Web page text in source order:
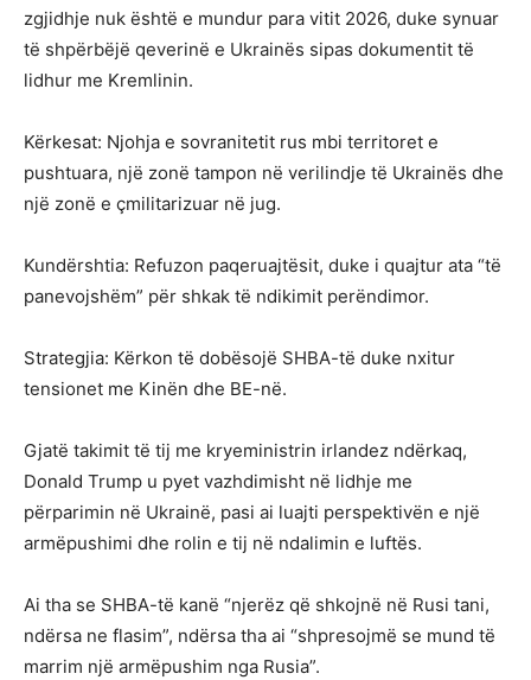
zgjidhje nuk është e mundur para vitit 2026, duke synuar
të shpërbëjë qeverinë e Ukrainës sipas dokumentit të
lidhur me Kremlinin.
Kërkesat: Njohja e sovranitetit rus mbi territoret e
pushtuara, një zonë tampon në verilindje të Ukrainës dhe
një zonë e çmilitarizuar në jug.
Kundërshtia: Refuzon paqeruajtësit, duke i quajtur ata “të
panevojshëm” për shkak të ndikimit perëndimor.
Strategjia: Kërkon të dobësojë SHBA-të duke nxitur
tensionet me Kinën dhe BE-në.
Gjatë takimit të tij me kryeministrin irlandez ndërkaq,
Donald Trump u pyet vazhdimisht në lidhje me
përparimin në Ukrainë, pasi ai luajti perspektivën e një
armëpushimi dhe rolin e tij në ndalimin e luftës.
Ai tha se SHBA-të kanë “njerëz që shkojnë në Rusi tani,
ndërsa ne flasim”, ndërsa tha ai “shpresojmë se mund të
marrim një armëpushim nga Rusia”.